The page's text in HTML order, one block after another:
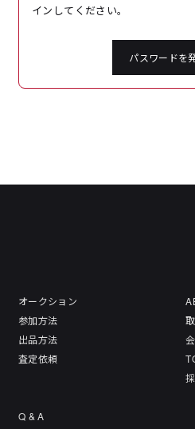
インしてください。
パスワードを
オークション
参加方法
出品方法
査定依頼
Q & A